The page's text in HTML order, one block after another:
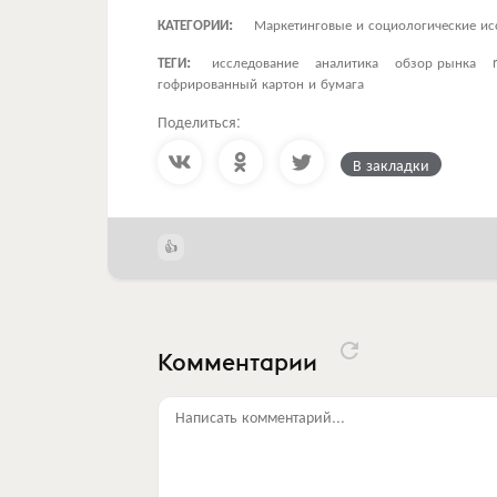
КАТЕГОРИИ:
Маркетинговые и социологические
ТЕГИ:
исследование аналитика обзор рынка
гофрированный картон и бумага
Поделиться:
В закладки
Комментарии
Написать комментарий...